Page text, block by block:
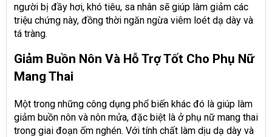
người bị đầy hơi, khó tiêu, sa nhân sẽ giúp làm giảm các
triệu chứng này, đồng thời ngăn ngừa viêm loét dạ dày và
tá tràng.
Giảm Buồn Nôn Và Hỗ Trợ Tốt Cho Phụ Nữ
Mang Thai
Một trong những công dụng phổ biến khác đó là giúp làm
giảm buồn nôn và nôn mửa, đặc biệt là ở phụ nữ mang thai
trong giai đoạn ốm nghén. Với tính chất làm dịu dạ dày và